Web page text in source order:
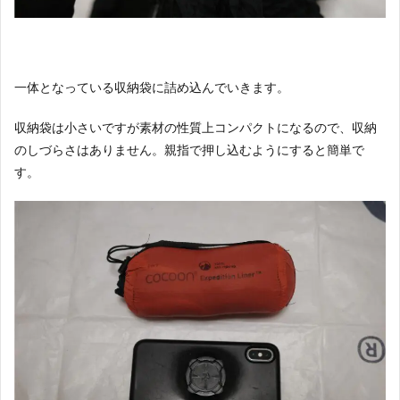
一体となっている収納袋に詰め込んでいきます。
収納袋は小さいですが素材の性質上コンパクトになるので、収納
のしづらさはありません。親指で押し込むようにすると簡単で
す。